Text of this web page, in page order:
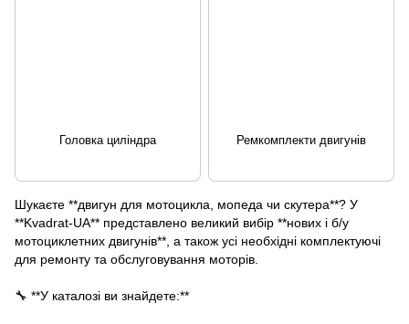
Шукаєте **двигун для мотоцикла, мопеда чи скутера**? У
**Kvadrat-UA** представлено великий вибір **нових і б/у
мотоциклетних двигунів**, а також усі необхідні комплектуючі
для ремонту та обслуговування моторів.
🔧 **У каталозі ви знайдете:**
Головка циліндра Ремкомплекти двигунів